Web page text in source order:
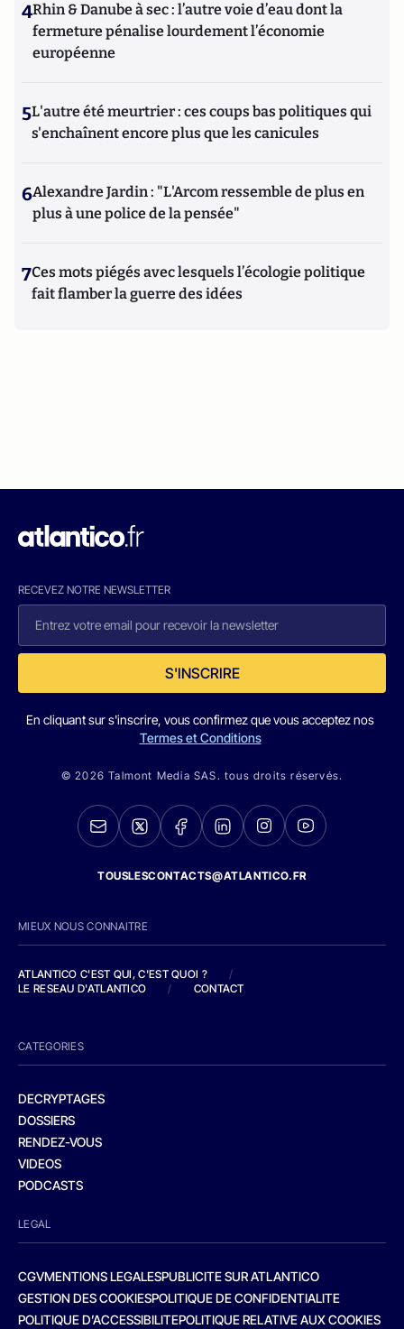
4Rhin & Danube à sec : l’autre voie d’eau dont la
fermeture pénalise lourdement l’économie
européenne
5L'autre été meurtrier : ces coups bas politiques qui
s'enchaînent encore plus que les canicules
6Alexandre Jardin : "L'Arcom ressemble de plus en
plus à une police de la pensée"
7Ces mots piégés avec lesquels l’écologie politique
fait flamber la guerre des idées
RECEVEZ NOTRE NEWSLETTER
S'INSCRIRE
En cliquant sur s'inscrire, vous confirmez que vous acceptez nos
Termes et Conditions
© 2026 Talmont Media SAS. tous droits réservés.
TOUSLESCONTACTS@ATLANTICO.FR
MIEUX NOUS CONNAITRE
ATLANTICO C'EST QUI, C'EST QUOI ?
/
LE RESEAU D'ATLANTICO
/ CONTACT
CATEGORIES
DECRYPTAGES
DOSSIERS
RENDEZ-VOUS
VIDEOS
PODCASTS
LEGAL
CGVMENTIONS LEGALESPUBLICITE SUR ATLANTICO
GESTION DES COOKIESPOLITIQUE DE CONFIDENTIALITE
POLITIQUE D’ACCESSIBILITEPOLITIQUE RELATIVE AUX COOKIES